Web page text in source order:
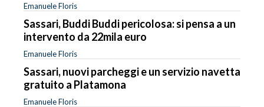
Emanuele Floris
Sassari, Buddi Buddi pericolosa: si pensa a un
intervento da 22mila euro
Emanuele Floris
Sassari, nuovi parcheggi e un servizio navetta
gratuito a Platamona
Emanuele Floris